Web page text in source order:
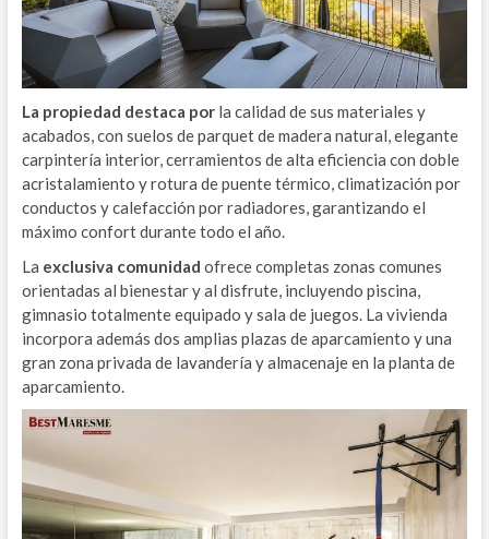
La propiedad destaca porla calidad de sus materiales y
acabados, con suelos de parquet de madera natural, elegante
carpintería interior, cerramientos de alta eficiencia con doble
acristalamiento y rotura de puente térmico, climatización por
conductos y calefacción por radiadores, garantizando el
máximo confort durante todo el año.
La exclusiva comunidad ofrece completas zonas comunes
orientadas al bienestar y al disfrute, incluyendo piscina,
gimnasio totalmente equipado y sala de juegos. La vivienda
incorpora además dos amplias plazas de aparcamiento y una
gran zona privada de lavandería y almacenaje en la planta de
aparcamiento.